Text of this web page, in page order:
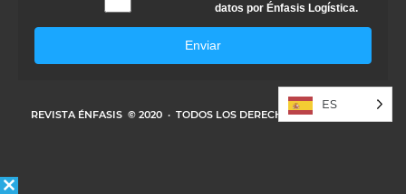
datos por Énfasis Logística.
Enviar
REVISTA ÉNFASIS © 2020 · TODOS LOS DERECHOS RESERVADOS
ES